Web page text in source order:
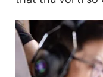
Theo dõi báo trên